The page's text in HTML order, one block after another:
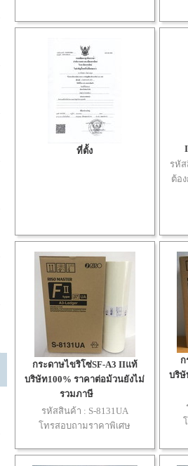
ที่ตั้ง
รหั
ต้อ
กระดาษไขริโซ่SF-A3 IIแท้
บริษัท100% ราคาต่อม้วนยังไม่
รวมภาษี
รหัสสินค้า : S-8131UA
โทรสอบถามราคาพิเศษ
ก
บริษั